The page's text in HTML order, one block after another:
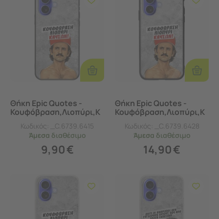
Προσθήκη
Στο
Καλάθι
Θήκη Epic Quotes -
Κουφόβραση,Λιοπύρι,Κ
TPU (Μαύρη Σιλικόνη)
Κωδικός:
_C.6739.6415
Άμεσα διαθέσιμο
9,90€
Στο
Καλάθι
Θήκη Epic Quotes -
Κουφόβραση,Λιοπύρι,Κ
Groove TPU (Tempered
Glass και TPU)
Κωδικός:
_C.6739.6428
Άμεσα διαθέσιμο
14,90€